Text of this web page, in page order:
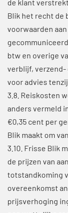
de klant
Blik het recht de
voorwaarden
btw en overige
verblijf, verzend-
voor advies
3.8. Reiskosten
anders vermeld
€0,35 cent per
Blik maakt om
3.10. Frisse Blik
de prijzen van
totstandkoming
overeenkomst
prijsverhoging